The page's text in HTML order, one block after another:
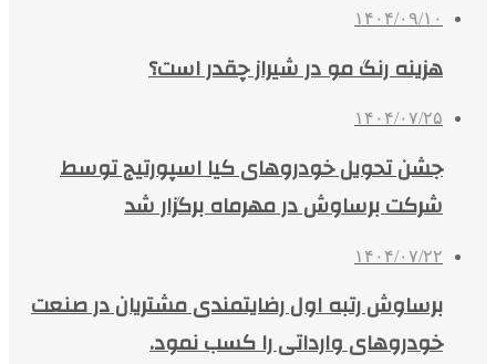
۱۴۰۴/۰۹/۱۰
هزینه رنگ مو در شیراز چقدر است؟
۱۴۰۴/۰۷/۲۵
جشن تحویل خودروهای کیا اسپورتیج توسط
شرکت برساوش در مهرماه برگزار شد
۱۴۰۴/۰۷/۲۲
برساوش رتبه اول رضایتمندی مشتریان در صنعت
خودروهای وارداتی را کسب نمود.